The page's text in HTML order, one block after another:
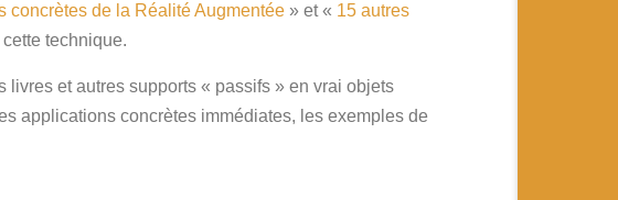
concrètes de la Réalité Augmentée » et « 15 autres
technique.
et autres supports « passifs » en vrai objets
applications concrètes immédiates, les exemples de